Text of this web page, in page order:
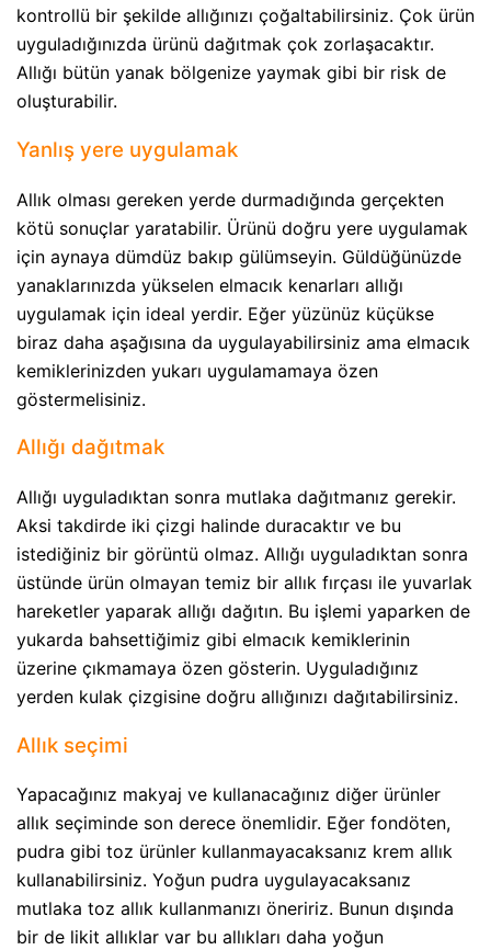
kontrollü bir şekilde allığınızı çoğaltabilirsiniz. Çok ürün
uyguladığınızda ürünü dağıtmak çok zorlaşacaktır.
Allığı bütün yanak bölgenize yaymak gibi bir risk de
oluşturabilir.
Yanlış yere uygulamak
Allık olması gereken yerde durmadığında gerçekten
kötü sonuçlar yaratabilir. Ürünü doğru yere uygulamak
için aynaya dümdüz bakıp gülümseyin. Güldüğünüzde
yanaklarınızda yükselen elmacık kenarları allığı
uygulamak için ideal yerdir. Eğer yüzünüz küçükse
biraz daha aşağısına da uygulayabilirsiniz ama elmacık
kemiklerinizden yukarı uygulamamaya özen
göstermelisiniz.
Allığı dağıtmak
Allığı uyguladıktan sonra mutlaka dağıtmanız gerekir.
Aksi takdirde iki çizgi halinde duracaktır ve bu
istediğiniz bir görüntü olmaz. Allığı uyguladıktan sonra
üstünde ürün olmayan temiz bir allık fırçası ile yuvarlak
hareketler yaparak allığı dağıtın. Bu işlemi yaparken de
yukarda bahsettiğimiz gibi elmacık kemiklerinin
üzerine çıkmamaya özen gösterin. Uyguladığınız
yerden kulak çizgisine doğru allığınızı dağıtabilirsiniz.
Allık seçimi
Yapacağınız makyaj ve kullanacağınız diğer ürünler
allık seçiminde son derece önemlidir. Eğer fondöten,
pudra gibi toz ürünler kullanmayacaksanız krem allık
kullanabilirsiniz. Yoğun pudra uygulayacaksanız
mutlaka toz allık kullanmanızı öneririz. Bunun dışında
bir de likit allıklar var bu allıkları daha yoğun